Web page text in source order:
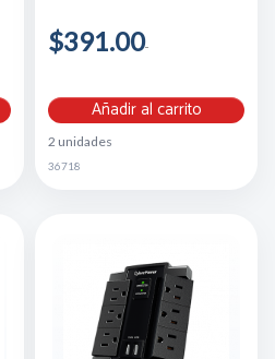
$391.00
Añadir al carrito
2 unidades
36718